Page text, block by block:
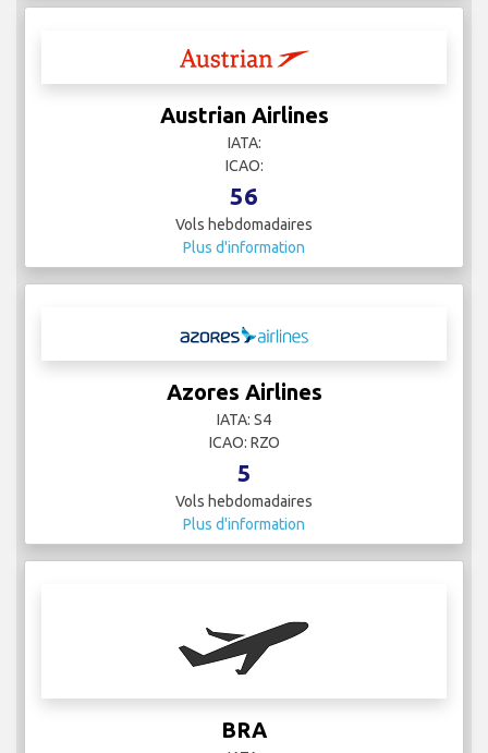
Austrian Airlines
IATA:
ICAO:
56
Vols hebdomadaires
Plus d'information
Azores Airlines
IATA: S4
ICAO: RZO
5
Vols hebdomadaires
Plus d'information
BRA